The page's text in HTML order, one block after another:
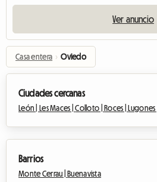
Ver anuncio
Casa entera › Oviedo
Ciudades cercanas
León | Les Maces |Colloto | Roces | Lugones |
Barrios
Monte Cerrau | Buenavista